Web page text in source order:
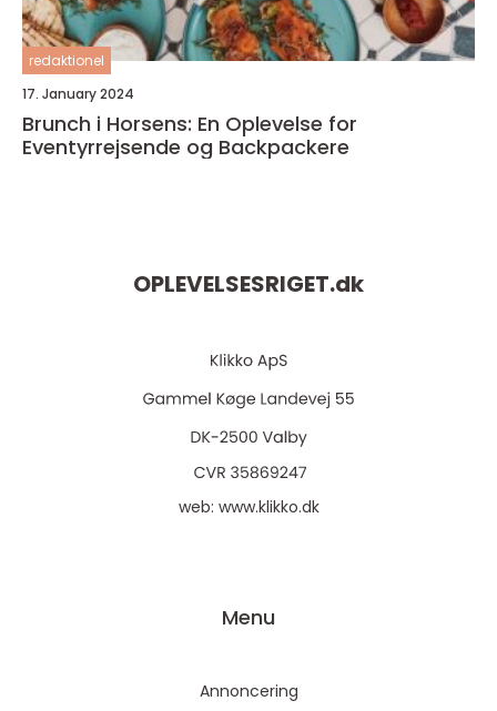
redaktionel
17. January 2024
Brunch i Horsens: En Oplevelse for
Eventyrrejsende og Backpackere
OPLEVELSESRIGET.dk
web: www.klikko.dk
Menu
Annoncering